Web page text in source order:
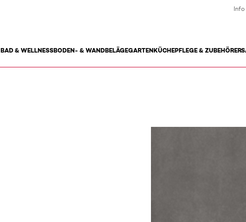
BAD & WELLNESSBODEN- & WANDBELÄGEGARTENKÜCHEPFLEGE & ZUBEHÖR
Info